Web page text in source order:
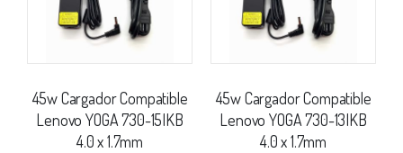
45w Cargador Compatible
Lenovo YOGA 730-15IKB
4.0 x 1.7mm
45w Cargador Compatible
Lenovo YOGA 730-13IKB
4.0 x 1.7mm